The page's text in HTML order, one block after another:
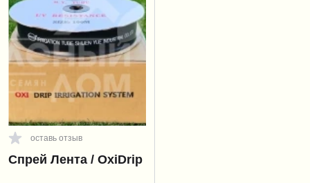
оставь отзыв
Спрей Лента / OxiDrip